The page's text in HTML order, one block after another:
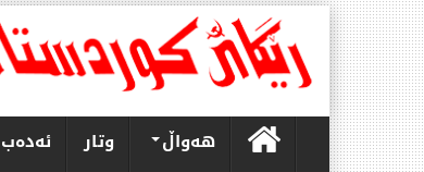
هەواڵ وتار ئەدەب